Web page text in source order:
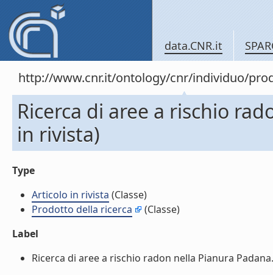
data.CNR.it
http://www.cnr.it/ontology/cnr/individuo/
Ricerca di aree a rischio
in rivista)
Type
Articolo in rivista (Classe)
Prodotto della ricerca
(Classe)
Label
Ricerca di aree a rischio radon nella Pianura